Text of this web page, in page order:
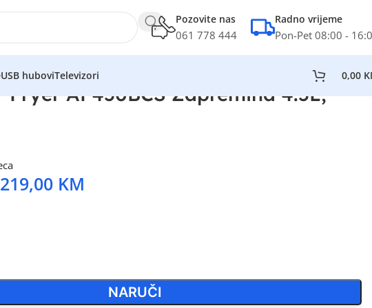
Pozovite nas
061 778 444
Radno vrijeme
Pon-Pet 08:00 -
USB huboviTelevizori 0,00
Fryer AF450BCS Zapremina 4.5L,
219,00 KM
NARUČI